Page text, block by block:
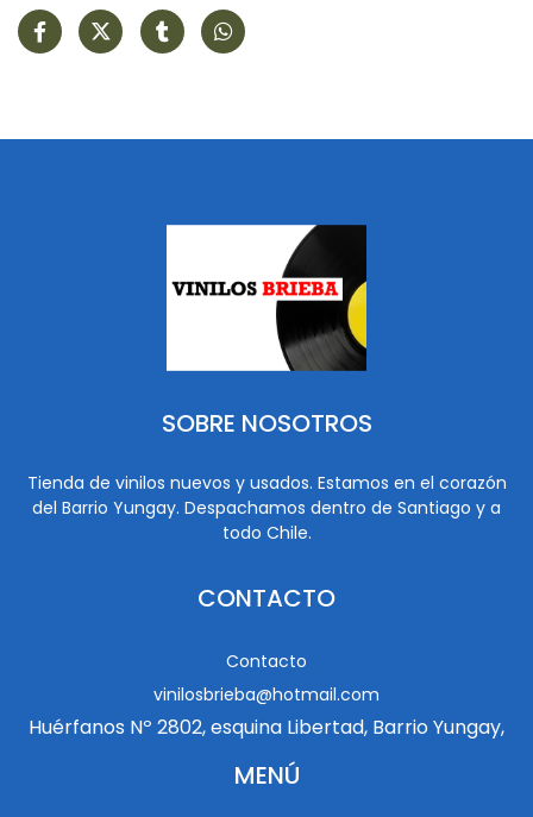
SOBRE NOSOTROS
Tienda de vinilos nuevos y usados. Estamos en el corazón
del Barrio Yungay. Despachamos dentro de Santiago y a
todo Chile.
CONTACTO
Contacto
vinilosbrieba@hotmail.com
Huérfanos Nº 2802, esquina Libertad, Barrio Yungay,
MENÚ